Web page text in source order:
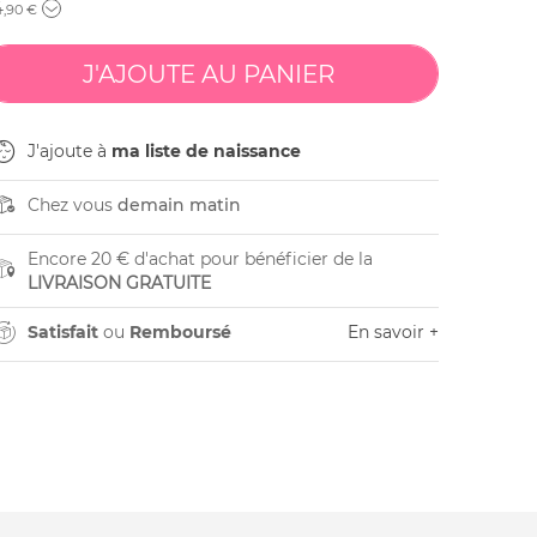
,90 €
J'ajoute à ma liste de naissance
Chez vous demain matin
Encore 20 € d'achat pour bénéficier de la
LIVRAISON GRATUITE
Satisfaitou Remboursé En savoir +